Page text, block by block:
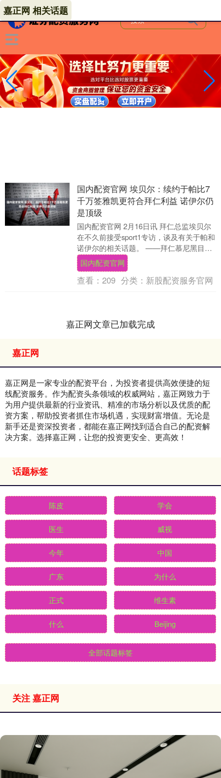
嘉正网 相关话题
国内配资官网 埃贝尔：续约于帕比7
千万签雅凯更符合拜仁利益 诺伊尔仍
是顶级
国内配资官网 2月16日讯 拜仁总监埃贝尔
在不久前接受sport1专访，谈及有关于帕和
诺伊尔的相关话题。 ——拜仁慕尼黑目前
在三项赛事中都保持着良好的势头。您
如....
国内配资官网
查看： 209 分类： 新股配资服务官网
嘉正网文章已加载完成
嘉正网
嘉正网是一家专业的配资平台，为投资者提供高效便捷的短
线配资服务。作为配资头条领域的权威网站，嘉正网致力于
为用户提供最新的行业资讯、精准的市场分析以及优质的配
资方案，帮助投资者抓住市场机遇，实现财富增值。无论是
新手还是资深投资者，都能在嘉正网找到适合自己的配资解
决方案。选择嘉正网，让您的投资更安全、更高效！
话题标签
陈皮 学会
医生 威视
今年 中国
广东 为什么
正式 维生素
什么 Beijing
全部话题标签
关注 嘉正网